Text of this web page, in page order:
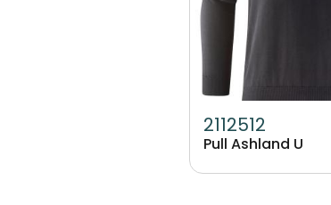
2112512
Pull Ashland U